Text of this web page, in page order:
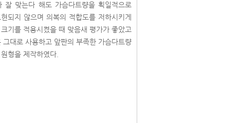
맞는다 해도 가슴다트량을 획일적으로
되지 않으며 의복의 적합도를 저하시키게
기를 적용시켰을 때 맞음새 평가가 좋았고
대로 사용하고 앞판의 부족한 가슴다트량
형을 제작하였다.